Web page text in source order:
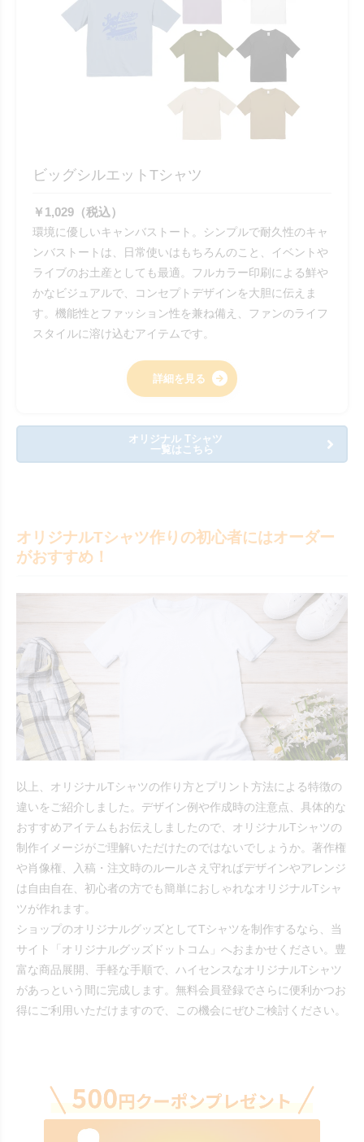
ビッグシルエットTシャツ
￥1,029（税込）
環境に優しいキャンバストート。シンプルで耐久性のキャ
ンバストートは、日常使いはもちろんのこと、イベントや
ライブのお土産としても最適。フルカラー印刷による鮮や
かなビジュアルで、コンセプトデザインを大胆に伝えま
す。機能性とファッション性を兼ね備え、ファンのライフ
スタイルに溶け込むアイテムです。
詳細を見る
オリジナル Tシャツ
一覧はこちら
オリジナルTシャツ作りの初心者にはオーダー
がおすすめ！
以上、オリジナルTシャツの作り方とプリント方法による特徴の
違いをご紹介しました。デザイン例や作成時の注意点、具体的な
おすすめアイテムもお伝えしましたので、オリジナルTシャツの
制作イメージがご理解いただけたのではないでしょうか。著作権
や肖像権、入稿・注文時のルールさえ守ればデザインやアレンジ
は自由自在、初心者の方でも簡単におしゃれなオリジナルTシャ
ツが作れます。
ショップのオリジナルグッズとしてTシャツを制作するなら、当
サイト「オリジナルグッズドットコム」へおまかせください。豊
富な商品展開、手軽な手順で、ハイセンスなオリジナルTシャツ
があっという間に完成します。無料会員登録でさらに便利かつお
得にご利用いただけますので、この機会にぜひご検討ください。